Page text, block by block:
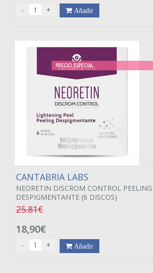
- + Añadir
PRECIO ESPECIAL
CANTABRIA LABS
NEORETIN DISCROM CONTROL PEELING
DESPIGMENTANTE (6 DISCOS)
25.81€
18,90€
- + Añadir